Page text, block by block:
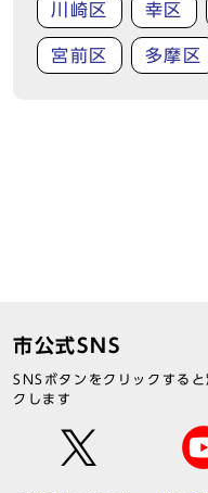
川崎区 幸区
宮前区 多摩区
市公式SNS
SNSボタンをクリックする
クします